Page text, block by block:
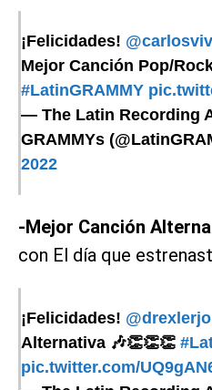
¡Felicidades!
Mejor Canción Pop/
#LatinGRAMMY
— The Latin Recording
GRAMMYs
2022
-Mejor Canción
con El día que
¡Felicidades!
Alternativa 🎶👏👏👏
pic.twitter.com/